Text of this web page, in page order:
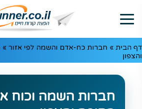
דף הבית » חברות כח-אדם והשמה לפי אזור »
והצפון
חברות השמה וכוח